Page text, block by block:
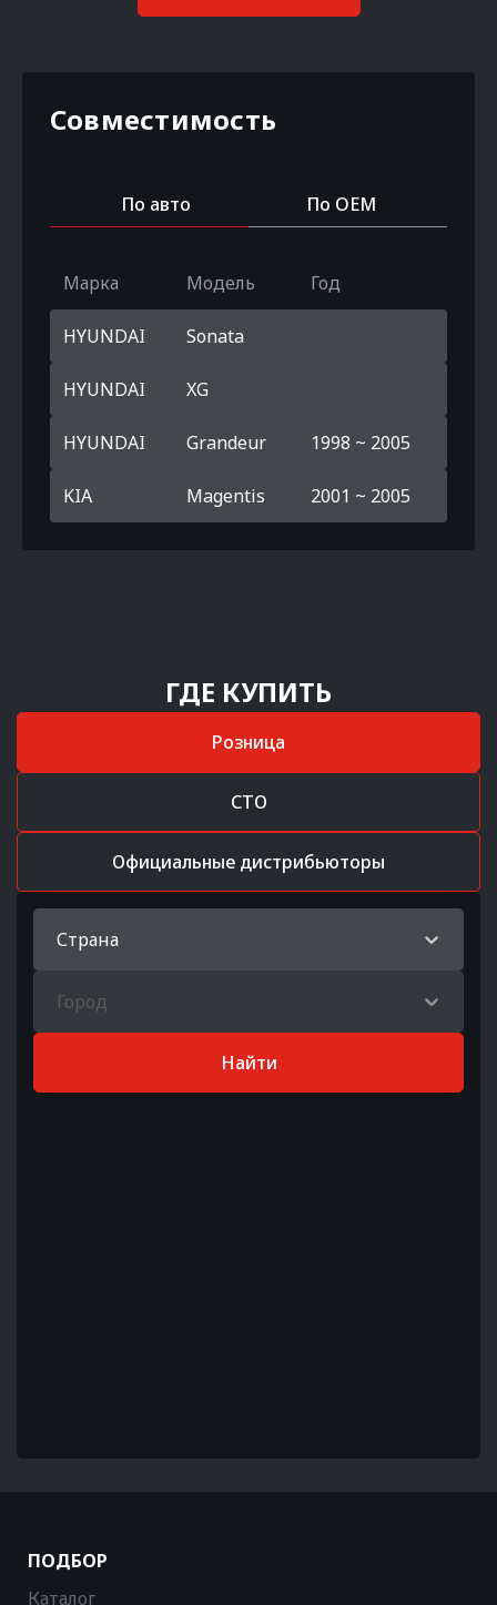
Совместимость
По авто По OEM
Марка Модель Год
HYUNDAI Sonata
HYUNDAI XG
HYUNDAI Grandeur 1998 ~ 2005
KIA Magentis 2001 ~ 2005
ГДЕ КУПИТЬ
Розница
СТО
Официальные дистрибьюторы
Страна
Город
Найти
ПОДБОР
Каталог